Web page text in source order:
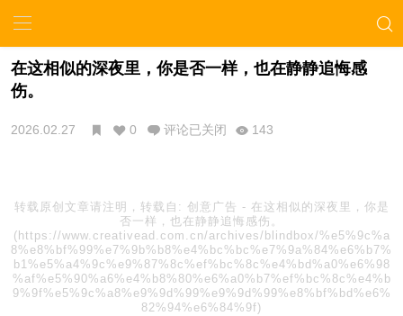
在这相似的深夜里，你是否一样，也在静静追悔感
伤。
2026.02.27 0 评论已关闭 143
转载原创文章请注明，转载自: 创意广告 - 在这相似的深夜里，你是
否一样，也在静静追悔感伤。
(https://www.creativead.com.cn/archives/blindbox/%e5%9c%a
8%e8%bf%99%e7%9b%b8%e4%bc%bc%e7%9a%84%e6%b7%
b1%e5%a4%9c%e9%87%8c%ef%bc%8c%e4%bd%a0%e6%98
%af%e5%90%a6%e4%b8%80%e6%a0%b7%ef%bc%8c%e4%b
9%9f%e5%9c%a8%e9%9d%99%e9%9d%99%e8%bf%bd%e6%
82%94%e6%84%9f)